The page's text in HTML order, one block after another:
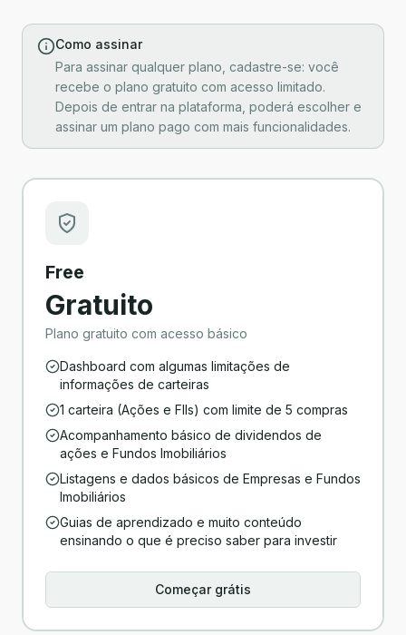
Como assinar
Para assinar qualquer plano, cadastre-se: você
recebe o plano gratuito com acesso limitado.
Depois de entrar na plataforma, poderá escolher e
assinar um plano pago com mais funcionalidades.
Free
Gratuito
Plano gratuito com acesso básico
Dashboard com algumas limitações de
informações de carteiras
1 carteira (Ações e FIIs) com limite de 5 compras
Acompanhamento básico de dividendos de
ações e Fundos Imobiliários
Listagens e dados básicos de Empresas e Fundos
Imobiliários
Guias de aprendizado e muito conteúdo
ensinando o que é preciso saber para investir
Começar grátis